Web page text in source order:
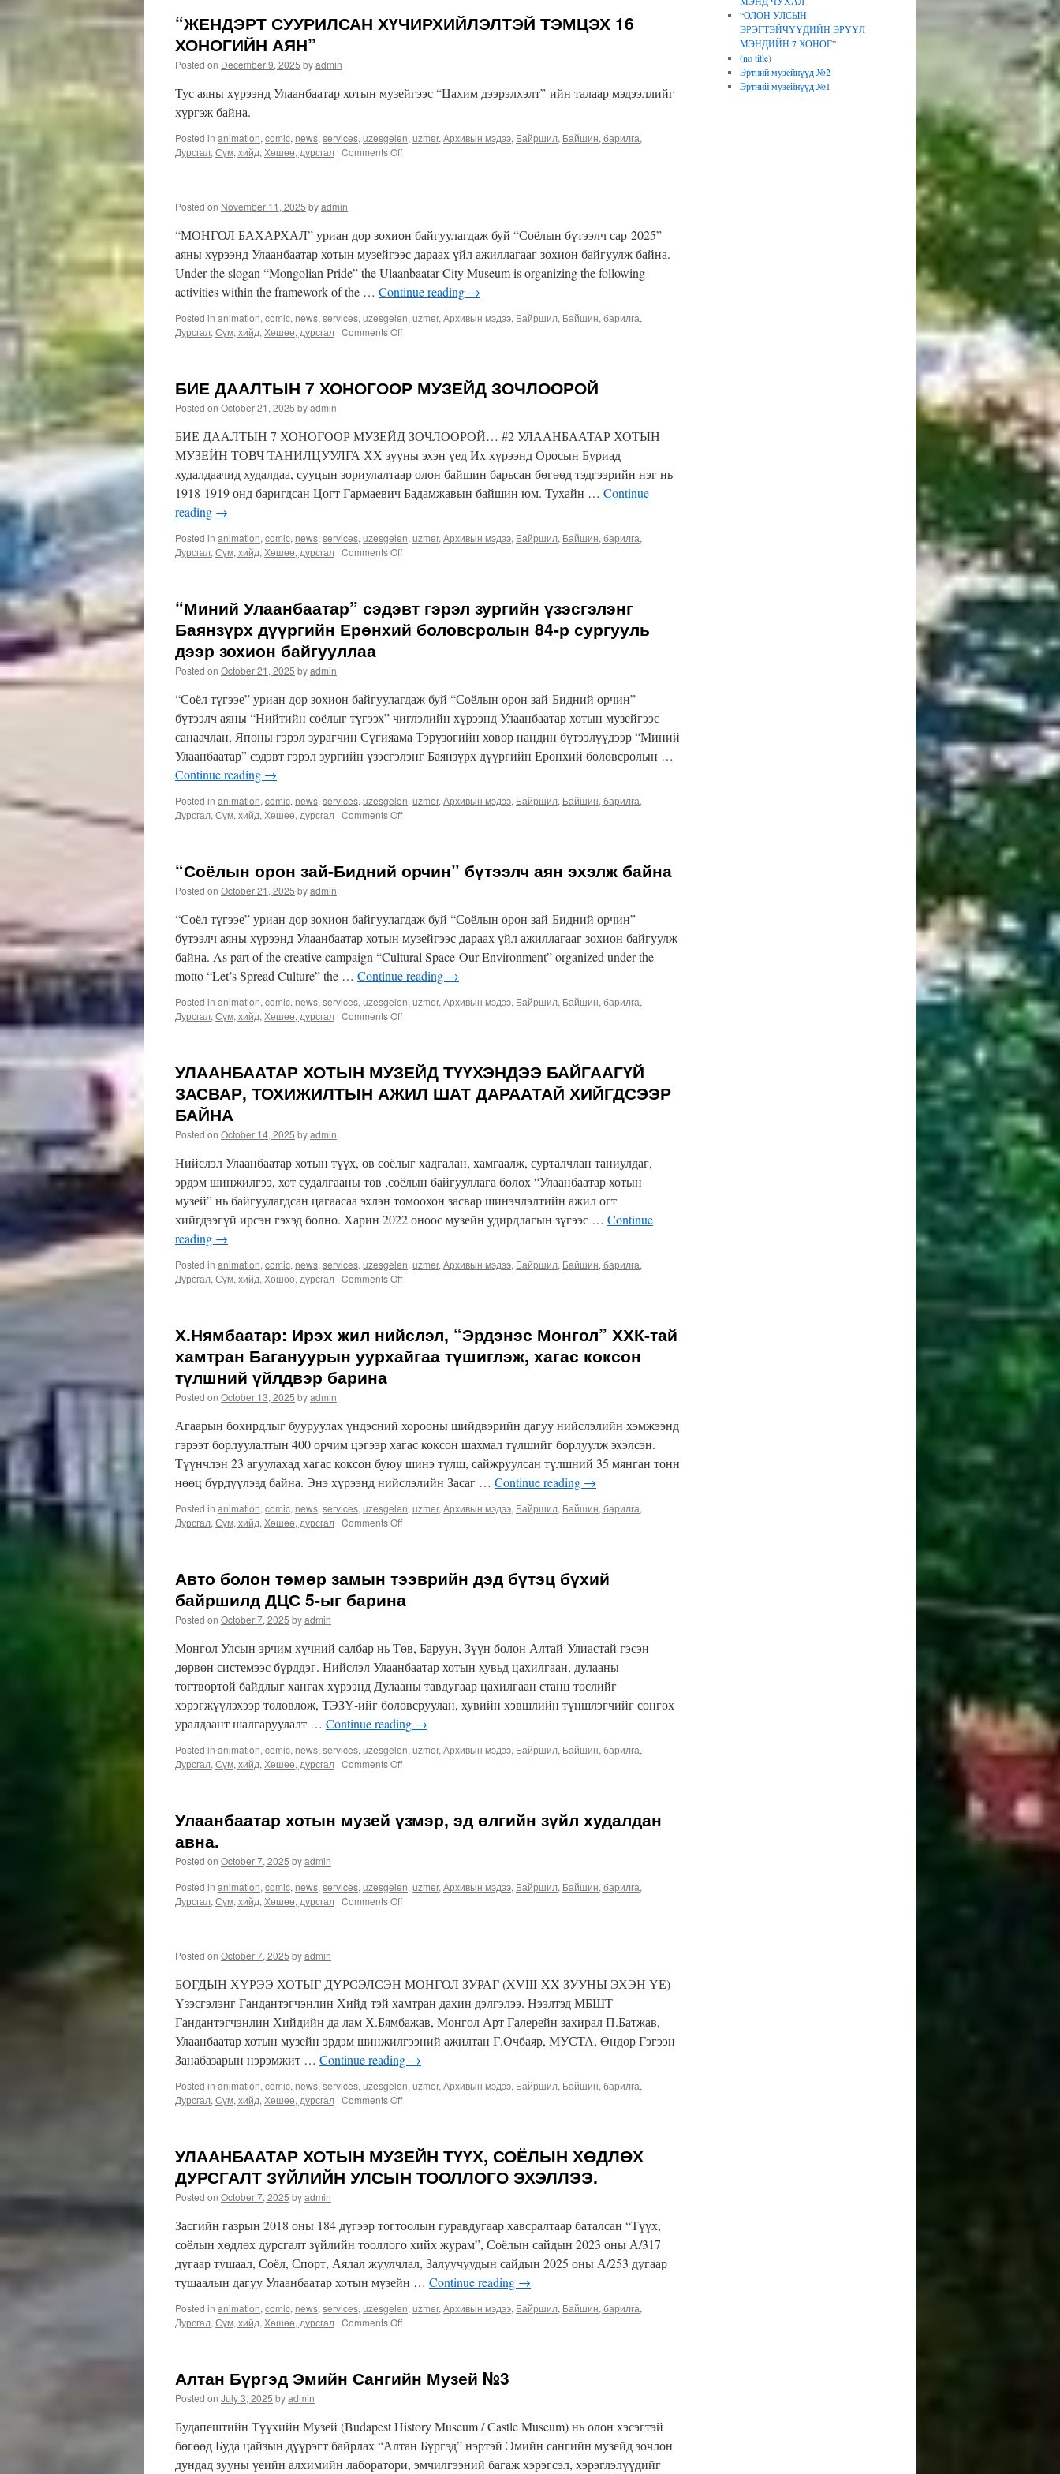
“ЖЕНДЭРТ СУУРИЛСАН ХҮЧИРХИЙЛЭЛТЭЙ ТЭМЦЭХ 16
ХОНОГИЙН АЯН”
Posted on December 9, 2025 byadmin
Тус аяны хүрээнд Улаанбаатар хотын музейгээс “Цахим дээрэлхэлт”-ийн талаар мэдээллийг
хүргэж байна.
Posted in animation, comic, news, services, uzesgelen, uzmer, Архивын мэдээ, Байршил, Байшин, барилга,
Дурсгал, Сүм, хийд, Хөшөө, дурсгал | Comments Offon
ХОНОГИЙН
АЯН”
Posted on November 11, 2025 byadmin
“МОНГОЛ БАХАРХАЛ” уриан дор зохион байгуулагдаж буй “Соёлын бүтээлч сар-2025”
аяны хүрээнд Улаанбаатар хотын музейгээс дараах үйл ажиллагааг зохион байгуулж байна.
Under the slogan “Mongolian Pride” the Ulaanbaatar City Museum is organizing the following
activities within the framework of the … Continue reading →
Posted in animation, comic, news, services, uzesgelen, uzmer, Архивын мэдээ, Байршил, Байшин, барилга,
Дурсгал, Сүм, хийд, Хөшөө, дурсгал | Comments Offon
БИЕ ДААЛТЫН 7 ХОНОГООР МУЗЕЙД ЗОЧЛООРОЙ
Posted on October 21, 2025 byadmin
БИЕ ДААЛТЫН 7 ХОНОГООР МУЗЕЙД ЗОЧЛООРОЙ… #2 УЛААНБААТАР ХОТЫН
МУЗЕЙН ТОВЧ ТАНИЛЦУУЛГА ХХ зууны эхэн үед Их хүрээнд Оросын Буриад
худалдаачид худалдаа, сууцын зориулалтаар олон байшин барьсан бөгөөд тэдгээрийн нэг нь
1918-1919 онд баригдсан Цогт Гармаевич Бадамжавын байшин юм. Тухайн … Continue
reading →
Posted in animation, comic, news, services, uzesgelen, uzmer, Архивын мэдээ, Байршил, Байшин, барилга,
Дурсгал, Сүм, хийд, Хөшөө, дурсгал | Comments Offon
ХОНОГООР
МУЗЕЙД
ЗОЧЛООРОЙ
“Миний Улаанбаатар” сэдэвт гэрэл зургийн үзэсгэлэнг
Баянзүрх дүүргийн Ерөнхий боловсролын 84-р сургууль
дээр зохион байгууллаа
Posted on October 21, 2025 byadmin
“Соёл түгээе” уриан дор зохион байгуулагдаж буй “Соёлын орон зай-Бидний орчин”
бүтээлч аяны “Нийтийн соёлыг түгээх” чиглэлийн хүрээнд Улаанбаатар хотын музейгээс
санаачлан, Японы гэрэл зурагчин Сүгияама Тэрүзогийн ховор нандин бүтээлүүдээр “Миний
Улаанбаатар” сэдэвт гэрэл зургийн үзэсгэлэнг Баянзүрх дүүргийн Ерөнхий боловсролын …
Continue reading →
Posted in animation, comic, news, services, uzesgelen, uzmer, Архивын мэдээ, Байршил, Байшин, барилга,
Дурсгал, Сүм, хийд, Хөшөө, дурсгал | Comments Offon
гэрэл
зургийн
Баянзүрх
дүүргийн
Ерөнхий
боловсролын
р
сургууль
дээр
“Соёлын орон зай-Бидний орчин” бүтээлч аян эхэлж байна
Posted on October 21, 2025 byadmin
“Соёл түгээе” уриан дор зохион байгуулагдаж буй “Соёлын орон зай-Бидний орчин”
бүтээлч аяны хүрээнд Улаанбаатар хотын музейгээс дараах үйл ажиллагааг зохион байгуулж
байна. As part of the creative campaign “Cultural Space-Our Environment” organized under the
motto “Let’s Spread Culture” the … Continue reading →
Posted in animation, comic, news, services, uzesgelen, uzmer, Архивын мэдээ, Байршил, Байшин, барилга,
Дурсгал, Сүм, хийд, Хөшөө, дурсгал | Comments Offon
Бидний
орчин”
бүтээлч
УЛААНБААТАР ХОТЫН МУЗЕЙД ТҮҮХЭНДЭЭ БАЙГААГҮЙ
ЗАСВАР, ТОХИЖИЛТЫН АЖИЛ ШАТ ДАРААТАЙ ХИЙГДСЭЭР
БАЙНА
Posted on October 14, 2025 byadmin
Нийслэл Улаанбаатар хотын түүх, өв соёлыг хадгалан, хамгаалж, сурталчлан таниулдаг,
эрдэм шинжилгээ, хот судалгааны төв ,соёлын байгууллага болох “Улаанбаатар хотын
музей” нь байгуулагдсан цагаасаа эхлэн томоохон засвар шинэчлэлтийн ажил огт
хийгдээгүй ирсэн гэхэд болно. Харин 2022 оноос музейн удирдлагын зүгээс … Continue
reading →
Posted in animation, comic, news, services, uzesgelen, uzmer, Архивын мэдээ, Байршил, Байшин, барилга,
Дурсгал, Сүм, хийд, Хөшөө, дурсгал | Comments Offon
ТҮҮХЭНДЭЭ
БАЙГААГҮЙ
ЗАСВАР,
ХИЙГДСЭЭР
БАЙНА
Х.Нямбаатар: Ирэх жил нийслэл, “Эрдэнэс Монгол” ХХК-тай
хамтран Багануурын уурхайгаа түшиглэж, хагас коксон
түлшний үйлдвэр барина
Posted on October 13, 2025 byadmin
Агаарын бохирдлыг бууруулах үндэсний хорооны шийдвэрийн дагуу нийслэлийн хэмжээнд
гэрээт борлуулалтын 400 орчим цэгээр хагас коксон шахмал түлшийг борлуулж эхэлсэн.
Түүнчлэн 23 агуулахад хагас коксон буюу шинэ түлш, сайжруулсан түлшний 35 мянган тонн
нөөц бүрдүүлээд байна. Энэ хүрээнд нийслэлийн Засаг … Continue reading →
Posted in animation, comic, news, services, uzesgelen, uzmer, Архивын мэдээ, Байршил, Байшин, барилга,
Дурсгал, Сүм, хийд, Хөшөө, дурсгал | Comments Offon
нийслэл,
“Эрдэнэс
Монгол”
хамтран
Багануурын
уурхайгаа
түшиглэж,
хагас
коксон
түлшний
үйлдвэр
барина
Авто болон төмөр замын тээврийн дэд бүтэц бүхий
байршилд ДЦС 5-ыг барина
Posted on October 7, 2025 byadmin
Монгол Улсын эрчим хүчний салбар нь Төв, Баруун, Зүүн болон Алтай-Улиастай гэсэн
дөрвөн системээс бүрддэг. Нийслэл Улаанбаатар хотын хувьд цахилгаан, дулааны
тогтвортой байдлыг хангах хүрээнд Дулааны тавдугаар цахилгаан станц төслийг
хэрэгжүүлэхээр төлөвлөж, ТЭЗҮ-ийг боловсруулан, хувийн хэвшлийн түншлэгчийг сонгох
уралдаант шалгаруулалт … Continue reading →
Posted in animation, comic, news, services, uzesgelen, uzmer, Архивын мэдээ, Байршил, Байшин, барилга,
Дурсгал, Сүм, хийд, Хөшөө, дурсгал | Comments Offon
замын
тээврийн
байршилд
ДЦС
Улаанбаатар хотын музей үзмэр, эд өлгийн зүйл худалдан
авна.
Posted on October 7, 2025 byadmin
Posted in animation, comic, news, services, uzesgelen, uzmer, Архивын мэдээ, Байршил, Байшин, барилга,
Дурсгал, Сүм, хийд, Хөшөө, дурсгал | Comments Offon
өлгийн
зүйл
худалдан
авна.
Posted on October 7, 2025 byadmin
БОГДЫН ХҮРЭЭ ХОТЫГ ДҮРСЭЛСЭН МОНГОЛ ЗУРАГ (XVIII-XX ЗУУНЫ ЭХЭН ҮЕ)
Үзэсгэлэнг Гандантэгчэнлин Хийд-тэй хамтран дахин дэлгэлээ. Нээлтэд МБШТ
Гандантэгчэнлин Хийдийн да лам Х.Бямбажав, Монгол Арт Галерейн захирал П.Батжав,
Улаанбаатар хотын музейн эрдэм шинжилгээний ажилтан Г.Очбаяр, МУСТА, Өндөр Гэгээн
Занабазарын нэрэмжит … Continue reading →
Posted in animation, comic, news, services, uzesgelen, uzmer, Архивын мэдээ, Байршил, Байшин, барилга,
Дурсгал, Сүм, хийд, Хөшөө, дурсгал | Comments Offon
УЛААНБААТАР ХОТЫН МУЗЕЙН ТҮҮХ, СОЁЛЫН ХӨДЛӨХ
ДУРСГАЛТ ЗҮЙЛИЙН УЛСЫН ТООЛЛОГО ЭХЭЛЛЭЭ.
Posted on October 7, 2025 byadmin
Засгийн газрын 2018 оны 184 дүгээр тогтоолын гуравдугаар хавсралтаар баталсан “Түүх,
соёлын хөдлөх дурсгалт зүйлийн тооллого хийх журам”, Соёлын сайдын 2023 оны А/317
дугаар тушаал, Соёл, Спорт, Аялал жуулчлал, Залуучуудын сайдын 2025 оны А/253 дугаар
тушаалын дагуу Улаанбаатар хотын музейн … Continue reading →
Posted in animation, comic, news, services, uzesgelen, uzmer, Архивын мэдээ, Байршил, Байшин, барилга,
Дурсгал, Сүм, хийд, Хөшөө, дурсгал | Comments Offon
ТҮҮХ,
СОЁЛЫН
ДУРСГАЛТ
ЗҮЙЛИЙН
УЛСЫН
ТООЛЛОГО
Алтан Бүргэд Эмийн Сангийн Музей №3
Posted on July 3, 2025 byadmin
Будапештийн Түүхийн Музей (Budapest History Museum / Castle Museum) нь олон хэсэгтэй
бөгөөд Буда цайзын дүүрэгт байрлах “Алтан Бүргэд” нэртэй Эмийн сангийн музейд зочлон
дундад зууны үеийн алхимийн лаборатори, эмчилгээний багаж хэрэгсэл, хэрэглэлүүдийг
“ОЛОН УЛСЫН
ЭРЭГТЭЙЧҮҮДИЙН ЭРҮҮЛ
МЭНДИЙН 7 ХОНОГ”
(no title)
Эртний музейнүүд №2
Эртний музейнүүд №1